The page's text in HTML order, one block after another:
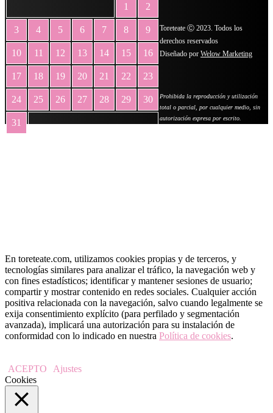
1 2
3 4 5 6 7 8 9
10 11 12 13 14 15 16
17 18 19 20 21 22 23
24 25 26 27 28 29 30
31
Toreteate Ⓒ 2023. Todos los
derechos reservados
Diseñado por Welow Marketing
Prohibida la reproducción y utilización
total o parcial, por cualquier medio, sin
autorización expresa por escrito.
En toreteate.com, utilizamos cookies propias y de terceros, y
tecnologías similares para analizar el tráfico, la navegación web y
con fines estadísticos; identificar y mantener sesiones de usuario;
compartir y mostrar contenido en redes sociales. Cualquier acción
positiva relacionada con la navegación, salvo cuando legalmente se
exija consentimiento explícito (para perfilado y segmentación
avanzada), implicará una autorización para su instalación de
conformidad con lo indicado en nuestra Política de cookies.
ACEPTO
Ajustes
Cookies